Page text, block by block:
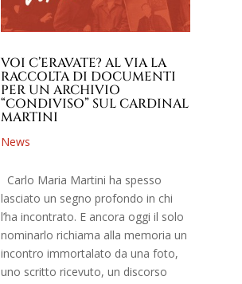
VOI C’ERAVATE? AL VIA LA
RACCOLTA DI DOCUMENTI
PER UN ARCHIVIO
“CONDIVISO” SUL CARDINAL
MARTINI
News
Carlo Maria Martini ha spesso
lasciato un segno profondo in chi
l’ha incontrato. E ancora oggi il solo
nominarlo richiama alla memoria un
incontro immortalato da una foto,
uno scritto ricevuto, un discorso